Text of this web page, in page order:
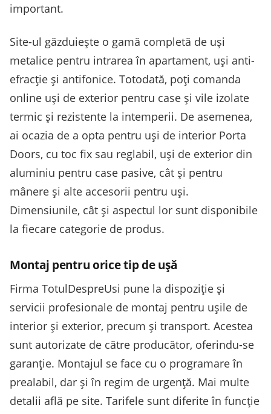
important.
Site-ul găzduiește o gamă completă de uși
metalice pentru intrarea în apartament, uși anti-
efracție și antifonice. Totodată, poți comanda
online uși de exterior pentru case și vile izolate
termic și rezistente la intemperii. De asemenea,
ai ocazia de a opta pentru uși de interior Porta
Doors, cu toc fix sau reglabil, uși de exterior din
aluminiu pentru case pasive, cât și pentru
mânere și alte accesorii pentru uși.
Dimensiunile, cât și aspectul lor sunt disponibile
la fiecare categorie de produs.
Montaj pentru orice tip de ușă
Firma TotulDespreUsi pune la dispoziție și
servicii profesionale de montaj pentru ușile de
interior și exterior, precum și transport. Acestea
sunt autorizate de către producător, oferindu-se
garanție. Montajul se face cu o programare în
prealabil, dar și în regim de urgență. Mai multe
detalii află pe site. Tarifele sunt diferite în funcție